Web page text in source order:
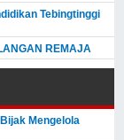
Tebingtinggi
REMAJA
Mengelola